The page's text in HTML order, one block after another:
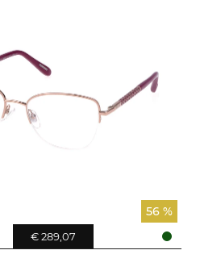
56 %
€ 289,07